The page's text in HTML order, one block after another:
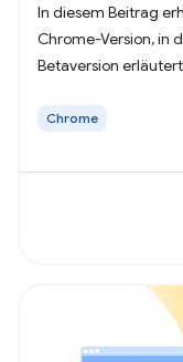
In diesem Beitrag
Chrome-Version, in
Betaversion
Chrome